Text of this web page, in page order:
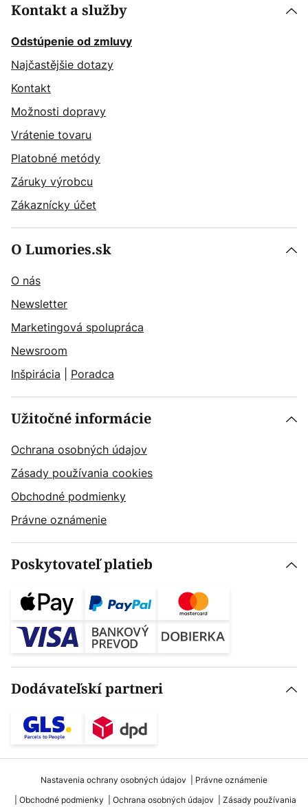
Kontakt a služby
Odstúpenie od zmluvy
Najčastějšie dotazy
Kontakt
Možnosti dopravy
Vrátenie tovaru
Platobné metódy
Záruky výrobcu
Zákaznícky účet
O Lumories.sk
O nás
Newsletter
Marketingová spolupráca
Newsroom
Inšpirácia
Poradca
Užitočné informácie
Ochrana osobných údajov
Zásady používania cookies
Obchodné podmienky
Právne oznámenie
Poskytovateľ platieb
Dodávateľskí partneri
Nastavenia ochrany osobných údajov
Právne oznámenie
Obchodné podmienky
Ochrana osobných údajov Zásady používania